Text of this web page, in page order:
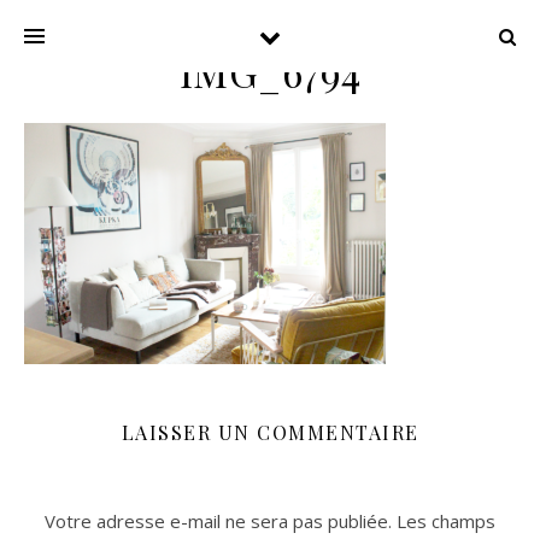
IMG_6794
LAISSER UN COMMENTAIRE
Votre adresse e-mail ne sera pas publiée. Les champs